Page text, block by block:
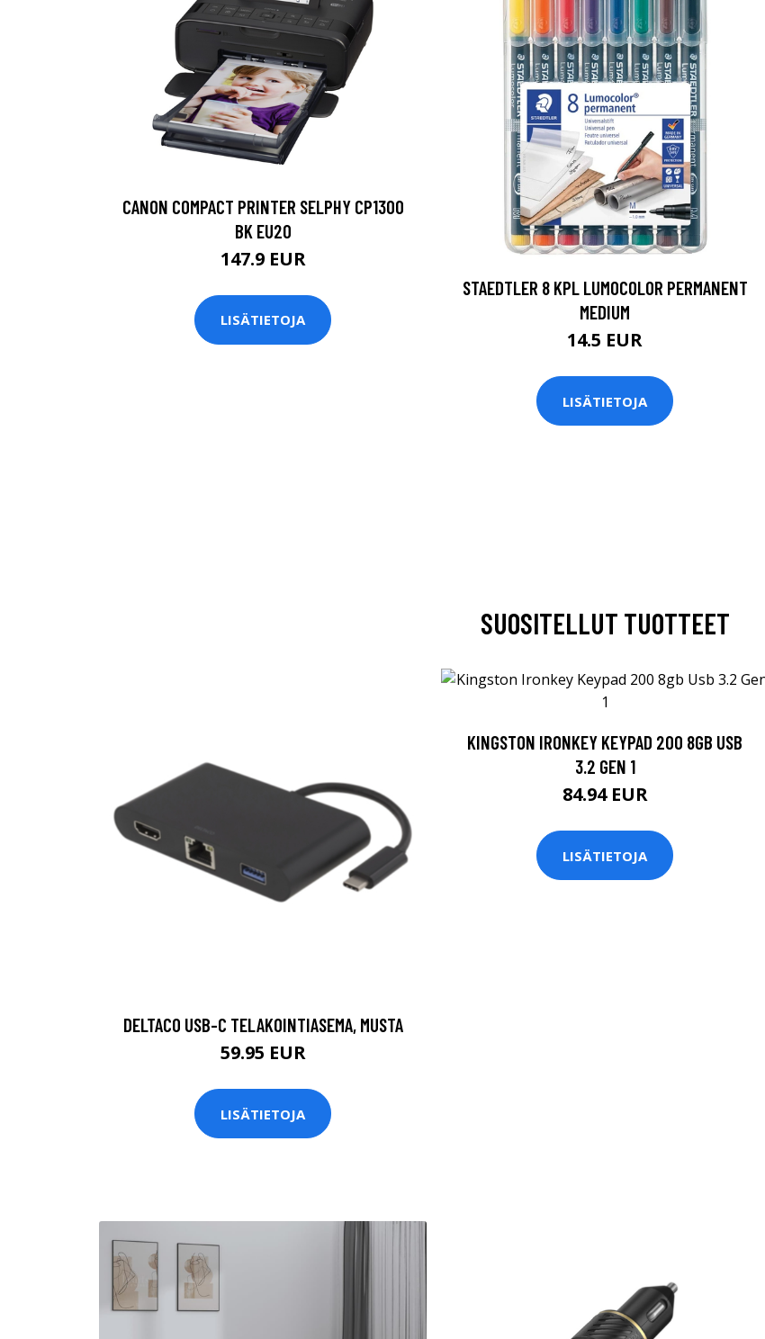
CANON COMPACT PRINTER SELPHY CP1300
BK EU20
147.9 EUR
LISÄTIETOJA
STAEDTLER 8 KPL LUMOCOLOR PERMANENT
MEDIUM
14.5 EUR
LISÄTIETOJA
SUOSITELLUT TUOTTEET
DELTACO USB-C TELAKOINTIASEMA, MUSTA
59.95 EUR
LISÄTIETOJA
KINGSTON IRONKEY KEYPAD 200 8GB USB
3.2 GEN 1
84.94 EUR
LISÄTIETOJA